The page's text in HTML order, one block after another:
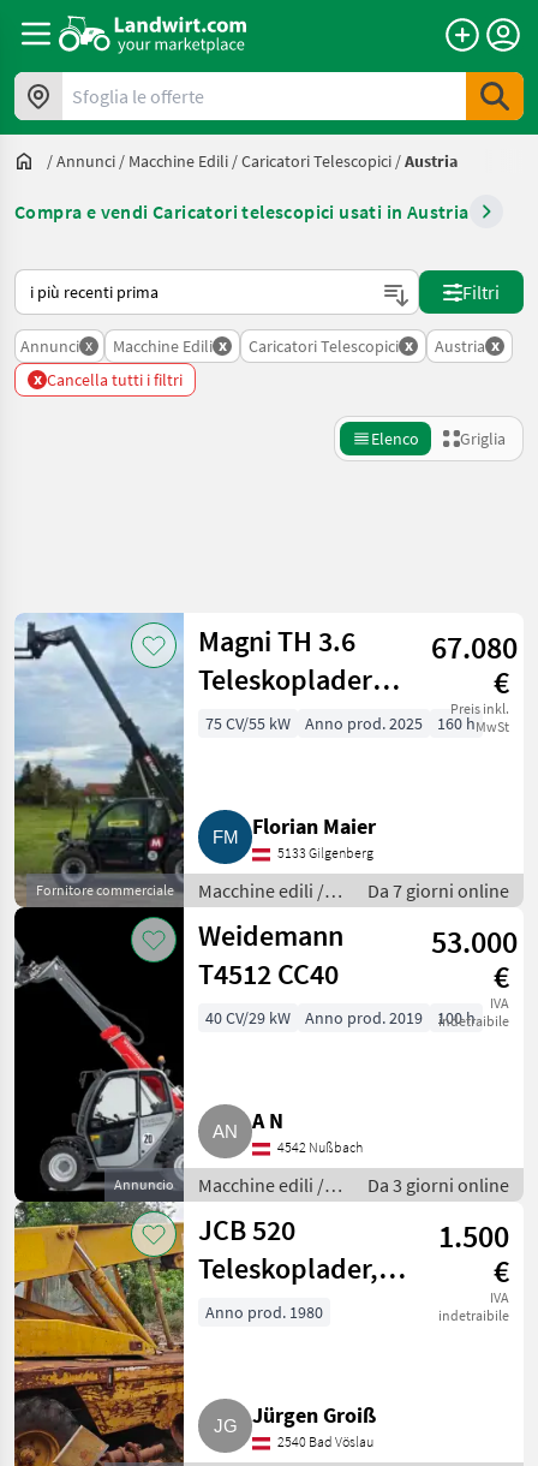
Sfoglia le offerte
/Annunci / Macchine Edili /Caricatori Telescopici /Austria
Compra e vendi Caricatori telescopici usati in Austria
Ecco come viene ordinato su Landwirt.com
Filtri
Annunci x Macchine Edili x Caricatori Telescopici x Austria x
x Cancella tutti i filtri
Elenco Griglia
ricerca
Categoria Paese 1 Filtri
PERCORSO
ATTUALE
Macchine
edili
Macchine
Edili
Caricatori
SCEGLI
CATEGORIA
Sonstige
Merlo
Genie
4
JCB
4
Manitou
New Holland
3
Mostra
tutti
14
MARKETPLACE
Reimposta
risultati
Fornitore commerciale
Magni TH 3.6
Teleskoplader
mit Gabel und
67.080
€
Preis inkl.
MwSt
75 CV/55 kW Anno prod. 2025 160 h
Florian Maier
5133 Gilgenberg
Macchine edili /
Caricatori
telescopici
Da 7 giorni online
Annuncio
Weidemann
T4512 CC40
53.000
€
IVA
indetraibile
40 CV/29 kW Anno prod. 2019 100 h
A N
4542 Nußbach
Macchine edili /
Caricatori
telescopici
Da 3 giorni online
JCB 520
Teleskoplader,
Getriebeschaden
1.500
€
IVA
indetraibile
Anno prod. 1980
Jürgen Groiß
2540 Bad Vöslau